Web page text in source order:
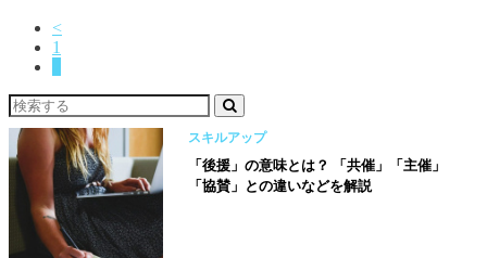
<
1
スキルアップ
「後援」の意味とは？ 「共催」「主催」
「協賛」との違いなどを解説